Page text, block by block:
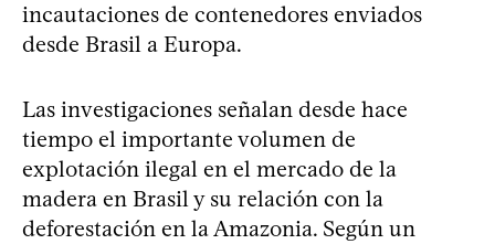
incautaciones de contenedores enviados
desde Brasil a Europa.
Las investigaciones señalan desde hace
tiempo el importante volumen de
explotación ilegal en el mercado de la
madera en Brasil y su relación con la
deforestación en la Amazonia. Según un